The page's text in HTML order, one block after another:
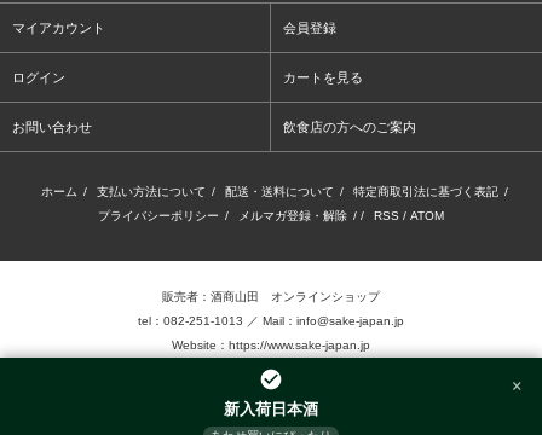
×
新入荷日本酒
マイアカウント 会員登録
ログイン カートを見る
お問い合わせ 飲食店の方へのご案内
ホーム / 支払い方法について / 配送・送料について / 特定商取引法に基づく表記 /
プライバシーポリシー / メルマガ登録・解除 / / RSS / ATOM
販売者：酒商山田 オンラインショップ
tel：082-251-1013 ／ Mail：info@sake-japan.jp
Website： https://www.sake-japan.jp
未成年者の飲酒は、法律で禁じられています。
当店では、20歳以上の年齢であることを確認 できない場合、お酒を販売致しません。